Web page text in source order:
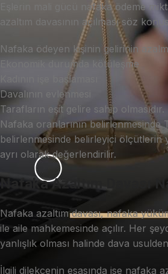
Eşlerin mali gücü nafaka ödeme
azaltım davasının açılması söz
Nafaka ödeyen kişinin gelirinin
Ekonomik durumda kötüleşme
Kadının işe başlaması
Davalının evlenmesi
Tarafların eşit gelire sahip olmasıdır.
Nafaka oranlarının belirlenmesinde
belirlenmesinde belirleyici
ayrı olarak değerlendirilir.
Nafaka Azaltım Davası
Nafaka azaltım davası, nafaka
ile aile mahkemesinde açılır. Her
yanlışlık olması halinde dava
İlgili dilekçenin esasında ise nafaka